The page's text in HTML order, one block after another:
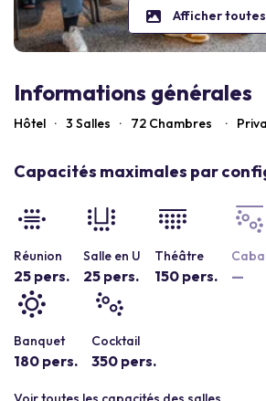
Afficher
Informations générales
Hôtel · 3 Salles · 72 Chambres ·
Capacités maximales par
Réunion
25 pers.
Salle en U
25 pers.
Théâtre
150 pers. —
Banquet
180 pers.
Cocktail
350 pers.